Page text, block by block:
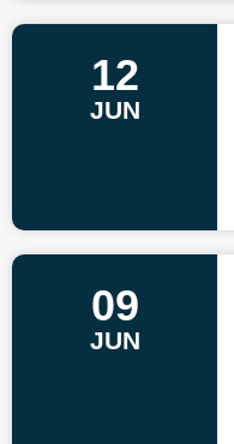
12
JUN
09
JUN